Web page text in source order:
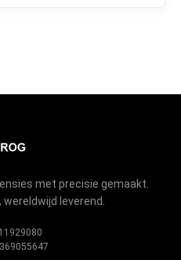
met precisie gemaakt.
leverend.